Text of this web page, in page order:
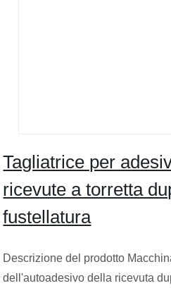
Tagliatrice per
ricevute a torretta
fustellatura
Descrizione del prodotto
dell'autoadesivo della ricevuta